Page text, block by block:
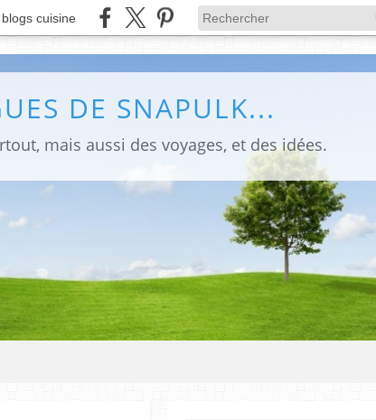
cuisine
DE SNAPULK...
mais aussi des voyages, et des idées.